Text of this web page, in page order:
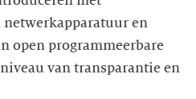
netwerkapparatuur en
open programmeerbare
van transparantie en